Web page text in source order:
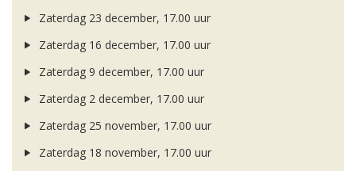
Zaterdag 23 december, 17.00 uur
Zaterdag 16 december, 17.00 uur
Zaterdag 9 december, 17.00 uur
Zaterdag 2 december, 17.00 uur
Zaterdag 25 november, 17.00 uur
Zaterdag 18 november, 17.00 uur